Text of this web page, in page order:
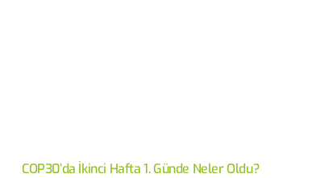
COP30’da İkinci Hafta 1. Günde Neler Oldu?